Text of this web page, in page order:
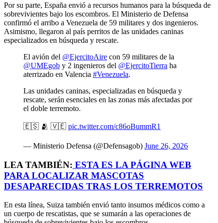
Por su parte, España envió a recursos humanos para la búsqueda de
sobrevivientes bajo los escombros. El Ministerio de Defensa
confirmó el arribo a Venezuela de 59 militares y dos ingenieros.
Asimismo, llegaron al país perritos de las unidades caninas
especializados en búsqueda y rescate.
El avión del @EjercitoAire con 59 militares de la
@UMEgob y 2 ingenieros del @EjercitoTierra ha
aterrizado en Valencia #Venezuela.
Las unidades caninas, especializadas en búsqueda y
rescate, serán esenciales en las zonas más afectadas por
el doble terremoto.
🇪🇸 🫂 🇻🇪 pic.twitter.com/c86oBummR1
— Ministerio Defensa (@Defensagob) June 26, 2026
LEA TAMBIÉN: ESTA ES LA PÁGINA WEB
PARA LOCALIZAR MASCOTAS
DESAPARECIDAS TRAS LOS TERREMOTOS
En esta línea, Suiza también envió tanto insumos médicos como a
un cuerpo de rescatistas, que se sumarán a las operaciones de